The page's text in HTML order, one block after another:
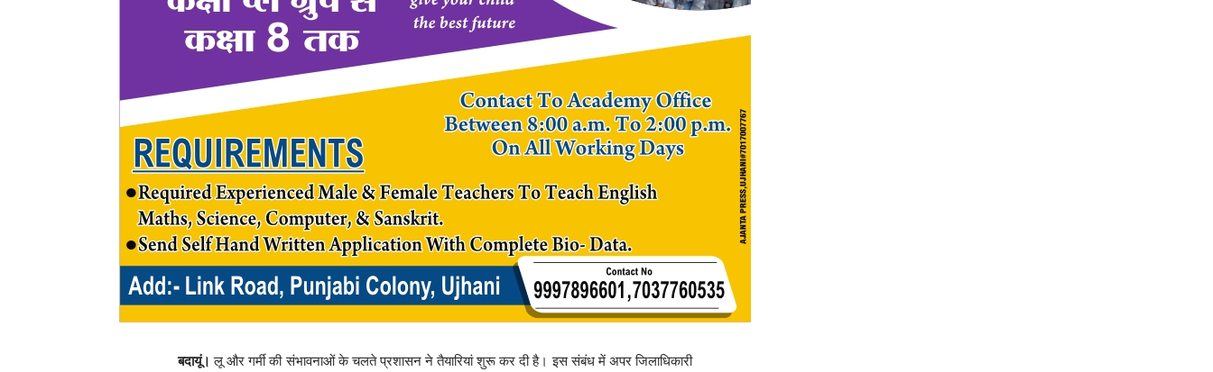
बदायूं। लू और गर्मी की संभावनाओं के चलते प्रशासन ने तैयारियां शुरू कर दी है। इस संबंध में अपर जिलाधिकारी